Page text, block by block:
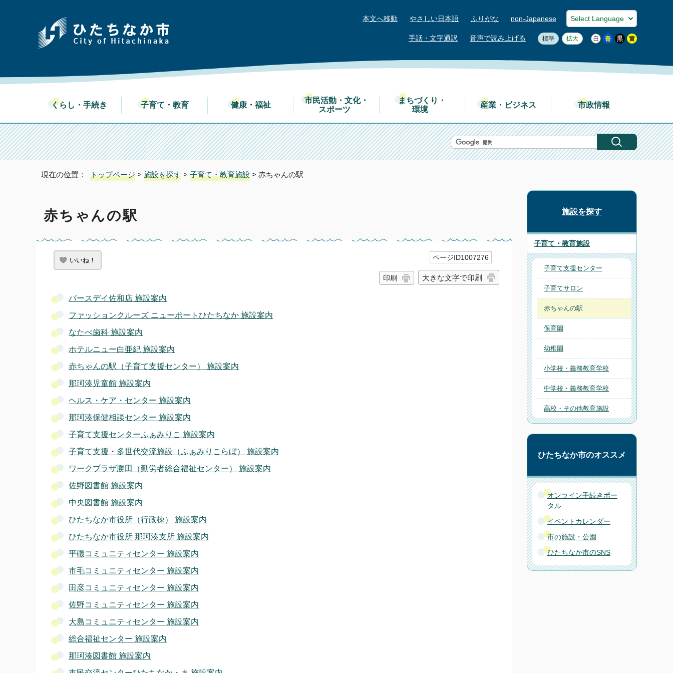
本文へ移動 やさしい日本語 ふりがな non-Japanese
手話・文字通訳 音声で読み上げる 標準 拡大
くらし・手続き 子育て・教育 健康・福祉
市民活動・文化・
スポーツ
まちづくり・
環境
産業・ビジネス 市政情報
現在の位置： トップページ > 施設を探す > 子育て・教育施設 > 赤ちゃんの駅
赤ちゃんの駅
いいね！ ページID1007276
印刷 大きな文字で印刷
バースデイ佐和店 施設案内
ファッションクルーズ ニューポートひたちなか 施設案内
なたべ歯科 施設案内
ホテルニュー白亜紀 施設案内
赤ちゃんの駅（子育て支援センター） 施設案内
那珂湊児童館 施設案内
ヘルス・ケア・センター 施設案内
那珂湊保健相談センター 施設案内
子育て支援センターふぁみりこ 施設案内
子育て支援・多世代交流施設（ふぁみりこらぼ） 施設案内
ワークプラザ勝田（勤労者総合福祉センター） 施設案内
佐野図書館 施設案内
中央図書館 施設案内
ひたちなか市役所（行政棟） 施設案内
ひたちなか市役所 那珂湊支所 施設案内
平磯コミュニティセンター 施設案内
市毛コミュニティセンター 施設案内
田彦コミュニティセンター 施設案内
佐野コミュニティセンター 施設案内
大島コミュニティセンター 施設案内
総合福祉センター 施設案内
那珂湊図書館 施設案内
施設を探す
子育て・教育施設
子育て支援センター
子育てサロン
赤ちゃんの駅
保育園
幼稚園
小学校・義務教育学校
中学校・義務教育学校
高校・その他教育施設
ひたちなか市のオススメ
オンライン手続きポー
タル
イベントカレンダー
市の施設・公園
ひたちなか市のSNS